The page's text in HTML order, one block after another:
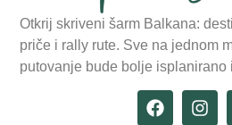
Otkrij skriveni šarm Balkana:
priče i rally rute. Sve na jednom
putovanje bude bolje isplanirano